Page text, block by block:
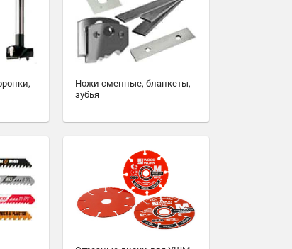
Ножи сменные, бланкеты,
зубья